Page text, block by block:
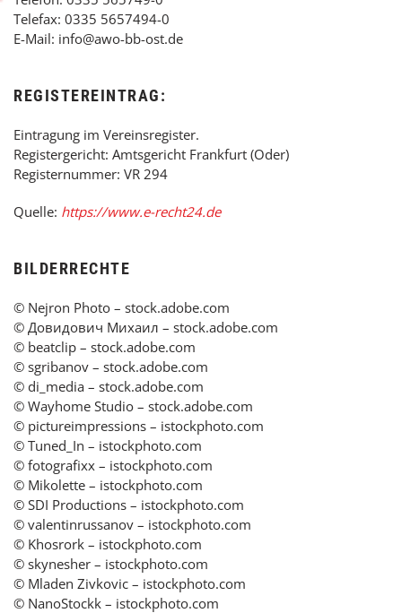
Telefax: 0335 5657494-0
E-Mail: info@awo-bb-ost.de
REGISTEREINTRAG:
Eintragung im Vereinsregister.
Registergericht: Amtsgericht Frankfurt (Oder)
Registernummer: VR 294
Quelle: https://www.e-recht24.de
BILDERRECHTE
© Nejron Photo – stock.adobe.com
© Довидович Михаил – stock.adobe.com
© beatclip – stock.adobe.com
© sgribanov – stock.adobe.com
© di_media – stock.adobe.com
© Wayhome Studio – stock.adobe.com
© pictureimpressions – istockphoto.com
© Tuned_In – istockphoto.com
© fotografixx – istockphoto.com
© Mikolette – istockphoto.com
© SDI Productions – istockphoto.com
© valentinrussanov – istockphoto.com
© Khosrork – istockphoto.com
© skynesher – istockphoto.com
© Mladen Zivkovic – istockphoto.com
© NanoStockk – istockphoto.com